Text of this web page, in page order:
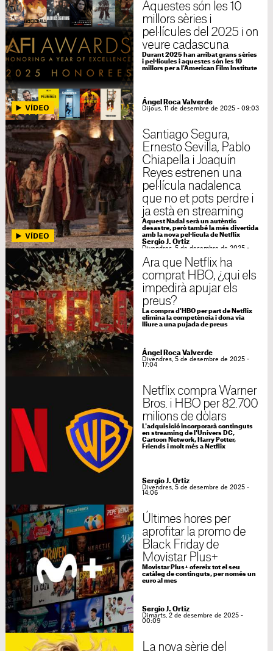
Aquestes són les 10
millors sèries i
pel·lícules del 2025 i on
veure cadascuna
Durant 2025 han arribat grans sèries
i pel·lícules i aquestes són les 10
millors per a l'American Film Institute
Ángel Roca Valverde
Dijous, 11 de desembre de 2025 - 09:03
Santiago Segura,
Ernesto Sevilla, Pablo
Chiapella i Joaquín
Reyes estrenen una
pel·lícula nadalenca
que no et pots perdre i
ja està en streaming
Aquest Nadal serà un autèntic
desastre, però també la més divertida
amb la nova pel·lícula de Netflix
Sergio J. Ortiz
Divendres, 5 de desembre de 2025 -
Ara que Netflix ha
comprat HBO, ¿qui els
impedirà apujar els
preus?
La compra d'HBO per part de Netflix
elimina la competència i dona via
lliure a una pujada de preus
Ángel Roca Valverde
Divendres, 5 de desembre de 2025 -
17:04
Netflix compra Warner
Bros. i HBO per 82.700
milions de dòlars
L'adquisició incorporarà continguts
en streaming de l'Univers DC,
Cartoon Network, Harry Potter,
Friends i molt més a Netflix
Sergio J. Ortiz
Divendres, 5 de desembre de 2025 -
14:06
Últimes hores per
aprofitar la promo de
Black Friday de
Movistar Plus+
Movistar Plus+ ofereix tot el seu
catàleg de continguts, per només un
euro al mes
Sergio J. Ortiz
Dimarts, 2 de desembre de 2025 -
00:09
La nova sèrie del